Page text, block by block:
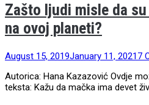
Zašto ljudi misle da
na ovoj planeti?
August 15, 2019January 11, 20217
Autorica: Hana Kazazović Ovdje
teksta: Kažu da mačka ima devet